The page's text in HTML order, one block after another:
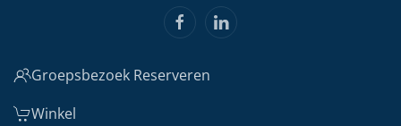
Groepsbezoek Reserveren
Winkel